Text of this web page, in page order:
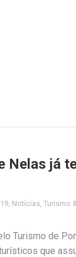
Nelas já
Notícias Turismo
Turismo de
que